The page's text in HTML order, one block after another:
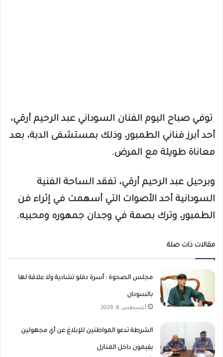
توفي صباح اليوم الفنان السوداني عبد الرحيم أرقي،
أحد أبرز فناني الطمبور، وذلك بمستشفى الدبة، بعد
معاناة طويلة مع المرض.
وبرحيل عبد الرحيم أرقي، تفقد الساحة الفنية
السودانية أحد الأصوات التي أسهمت في إثراء فن
الطمبور، وترك بصمة في وجدان جمهوره ومحبيه.
مقالات ذات صلة
مجلس الصحوة : أسرة دقلو تشادية ولا علاقة لها
بالسودان
أغسطس 8, 2026
الشرطة تدعو المواطنين للإبلاغ عن أي مجهولين
يقيمون داخل المنازل